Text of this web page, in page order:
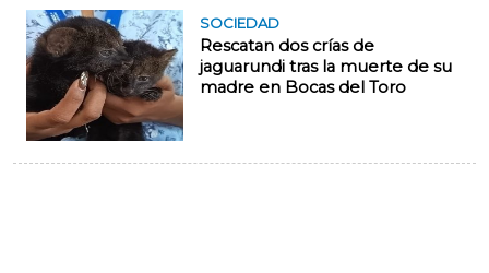
SOCIEDAD
Rescatan dos crías de
jaguarundi tras la muerte de su
madre en Bocas del Toro